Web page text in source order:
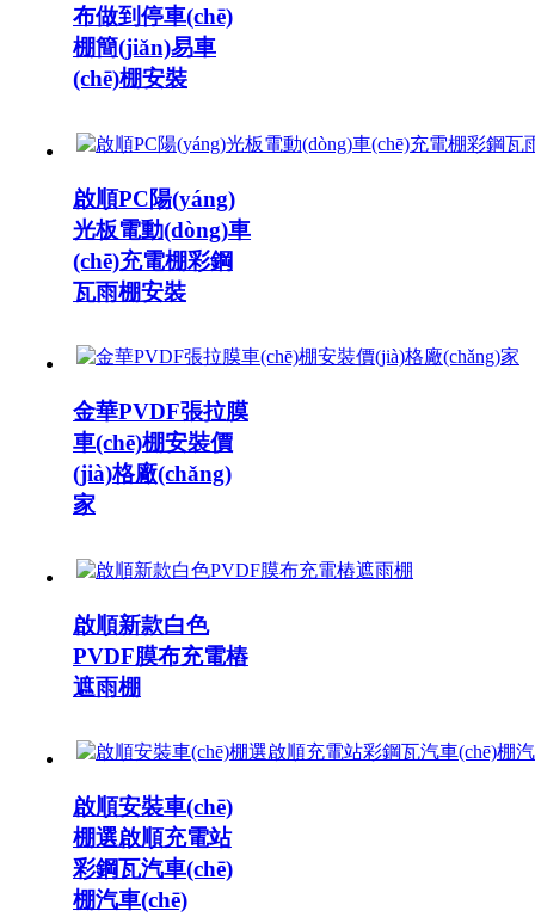
布做到停車(chē)
棚簡(jiǎn)易車
(chē)棚安裝
啟順PC陽(yáng)
光板電動(dòng)車
(chē)充電棚彩鋼
瓦雨棚安裝
金華PVDF張拉膜
車(chē)棚安裝價
(jià)格廠(chǎng)
家
啟順新款白色
PVDF膜布充電樁
遮雨棚
啟順安裝車(chē)
棚選啟順充電站
彩鋼瓦汽車(chē)
棚汽車(chē)